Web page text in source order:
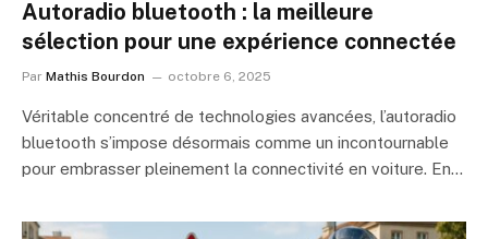
Autoradio bluetooth : la meilleure
sélection pour une expérience connectée
Par Mathis Bourdon octobre 6, 2025
Véritable concentré de technologies avancées, l’autoradio
bluetooth s’impose désormais comme un incontournable
pour embrasser pleinement la connectivité en voiture. En…